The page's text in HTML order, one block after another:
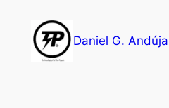
content
Daniel G.